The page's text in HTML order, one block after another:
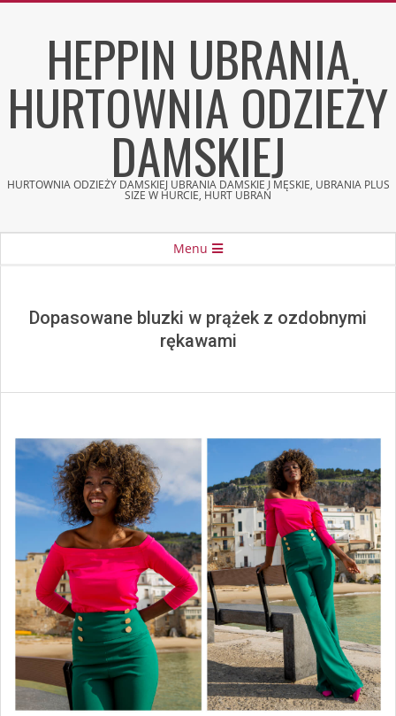
HEPPIN UBRANIA
HURTOWNIA ODZIEŻY
DAMSKIEJ
HURTOWNIA ODZIEŻY DAMSKIEJ UBRANIA DAMSKIE I MĘSKIE, UBRANIA PLUS
SIZE W HURCIE, HURT UBRAŃ
Menu
Dopasowane bluzki w prążek z ozdobnymi
rękawami